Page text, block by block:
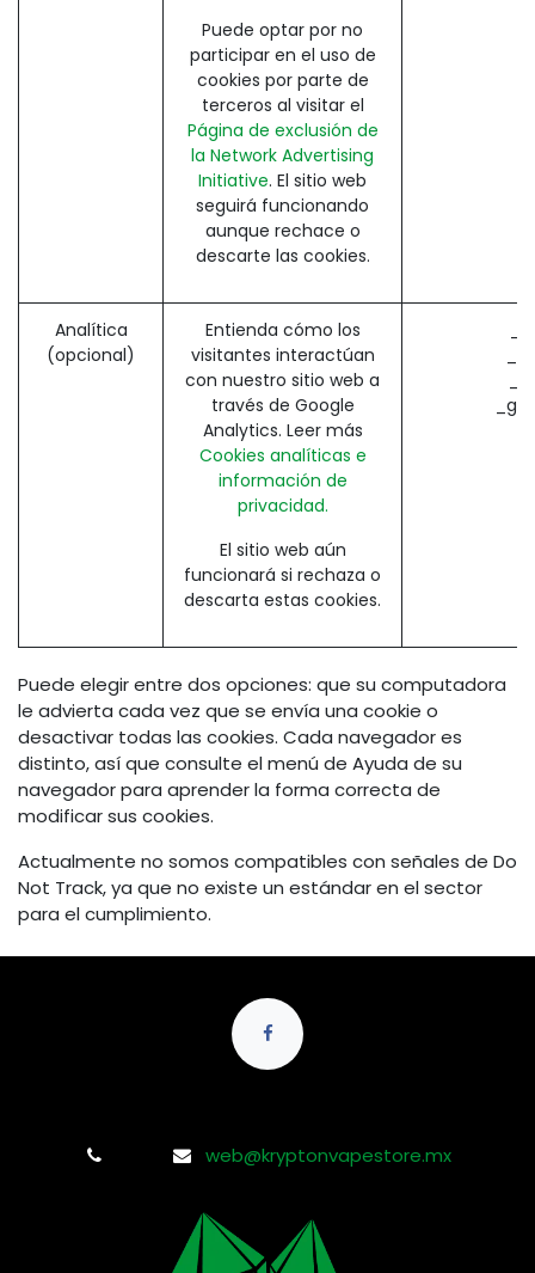
Puede optar por no
participar en el uso de
cookies por parte de
terceros al visitar el
Página de exclusión de
la Network Advertising
Initiative. El sitio web
seguirá funcionando
aunque rechace o
descarte las cookies.
Analítica
(opcional)
Entienda cómo los
visitantes interactúan
con nuestro sitio web a
través de Google
Analytics. Leer más
Cookies analíticas e
información de
privacidad.
El sitio web aún
funcionará si rechaza o
descarta estas cookies.
Puede elegir entre dos opciones: que su computadora
le advierta cada vez que se envía una cookie o
desactivar todas las cookies. Cada navegador es
distinto, así que consulte el menú de Ayuda de su
navegador para aprender la forma correcta de
modificar sus cookies.
Actualmente no somos compatibles con señales de Do
Not Track, ya que no existe un estándar en el sector
para el cumplimiento.
web@kryptonvapestore.mx